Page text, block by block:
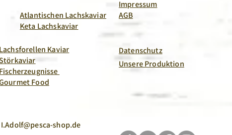
I.Adolf@pesca-shop.de
Lachsforellen Kaviar
Food
Fischerzeugnisse
Impressum
AGB
Datenschutz
Unsere Produktion
Atlantischen Lachskaviar
Keta Lachskaviar